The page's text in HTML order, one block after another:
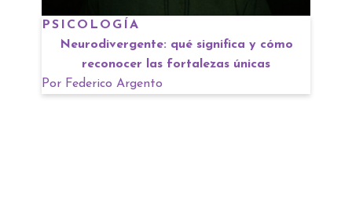
PSICOLOGÍA
Neurodivergente: qué significa y cómo
reconocer las fortalezas únicas
Por Federico Argento